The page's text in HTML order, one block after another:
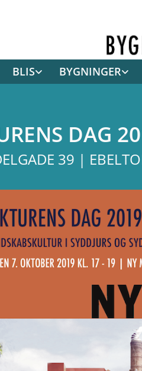
BLIS BYGNINGER
DAG
39 |